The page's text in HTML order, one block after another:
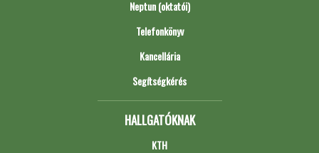
Neptun (oktatói)
Telefonkönyv
Kancellária
Segítségkérés
HALLGATÓKNAK
KTH